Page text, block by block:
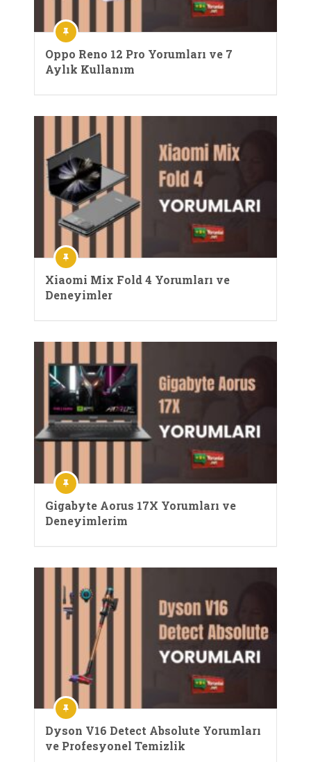
Oppo Reno 12 Pro Yorumları ve 7
Aylık Kullanım
Xiaomi Mix Fold 4 Yorumları ve
Deneyimler
Gigabyte Aorus 17X Yorumları ve
Deneyimlerim
Dyson V16 Detect Absolute Yorumları
ve Profesyonel Temizlik